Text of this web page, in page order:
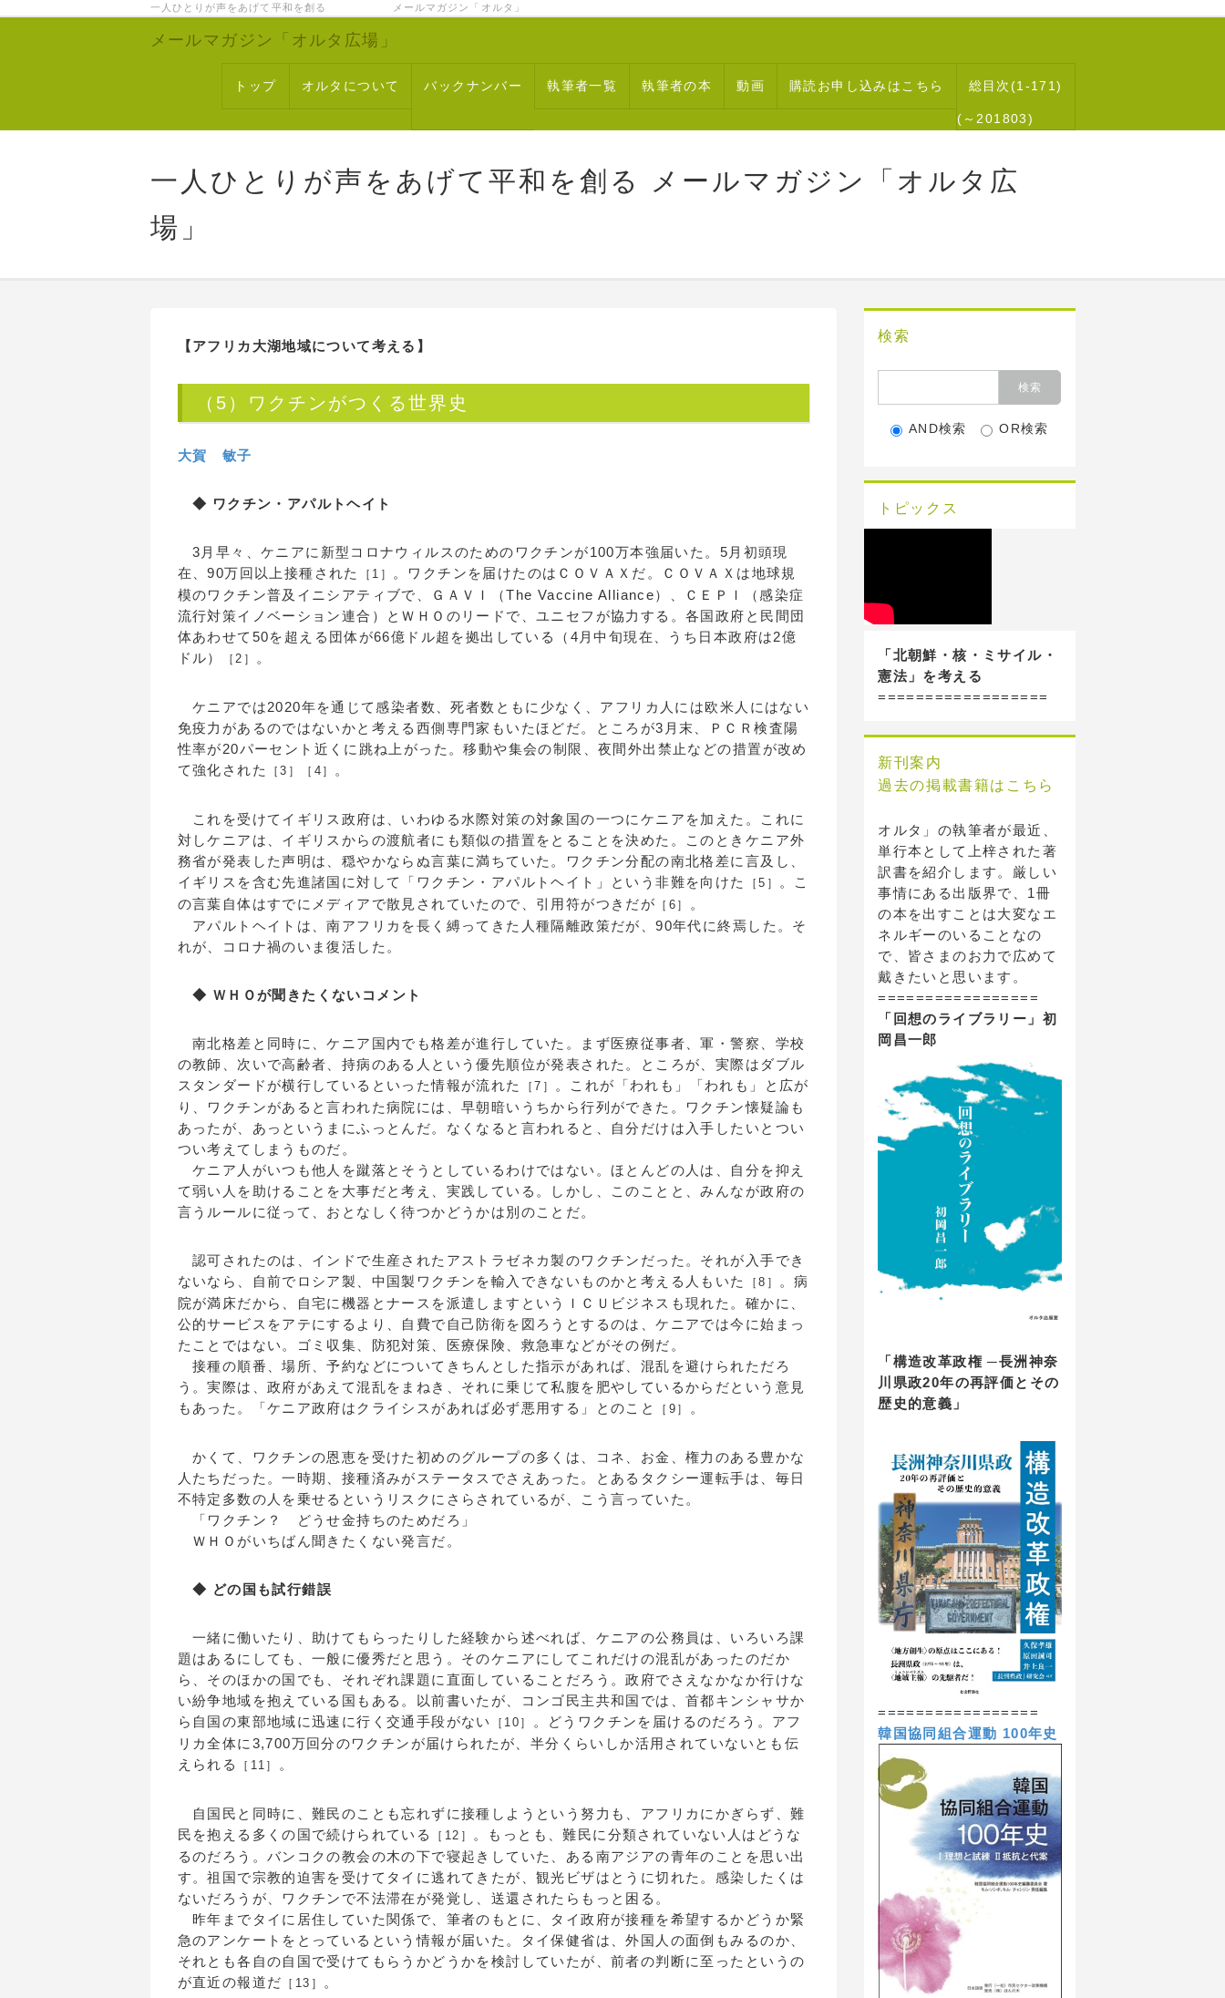
一人ひとりが声をあげて平和を創る メールマガジン「オルタ」
メールマガジン「オルタ広場」
トップ オルタについて バックナンバー 執筆者一覧 執筆者の本 動画 購読お申し込みはこちら 総目次(1-171)
(～201803)
一人ひとりが声をあげて平和を創る メールマガジン「オルタ広
場」
【アフリカ大湖地域について考える】
（5）ワクチンがつくる世界史
大賀 敏子
◆ ワクチン・アパルトヘイト
3月早々、ケニアに新型コロナウィルスのためのワクチンが100万本強届いた。5月初頭現
在、90万回以上接種された
［1］
。ワクチンを届けたのはＣＯＶＡＸだ。ＣＯＶＡＸは地球規
模のワクチン普及イニシアティブで、ＧＡＶＩ（The Vaccine Alliance）、ＣＥＰＩ（感染症
流行対策イノベーション連合）とＷＨＯのリードで、ユニセフが協力する。各国政府と民間団
体あわせて50を超える団体が66億ドル超を拠出している（4月中旬現在、うち日本政府は2億
ドル）
［2］ 。
ケニアでは2020年を通じて感染者数、死者数ともに少なく、アフリカ人には欧米人にはない
免疫力があるのではないかと考える西側専門家もいたほどだ。ところが3月末、ＰＣＲ検査陽
性率が20パーセント近くに跳ね上がった。移動や集会の制限、夜間外出禁止などの措置が改め
て強化された
［3］ ［4］ 。
これを受けてイギリス政府は、いわゆる水際対策の対象国の一つにケニアを加えた。これに
対しケニアは、イギリスからの渡航者にも類似の措置をとることを決めた。このときケニア外
務省が発表した声明は、穏やかならぬ言葉に満ちていた。ワクチン分配の南北格差に言及し、
イギリスを含む先進諸国に対して「ワクチン・アパルトヘイト」という非難を向けた
［5］
。こ
の言葉自体はすでにメディアで散見されていたので、引用符がつきだが ［6］
。
アパルトヘイトは、南アフリカを長く縛ってきた人種隔離政策だが、90年代に終焉した。そ
れが、コロナ禍のいま復活した。
◆ ＷＨＯが聞きたくないコメント
南北格差と同時に、ケニア国内でも格差が進行していた。まず医療従事者、軍・警察、学校
の教師、次いで高齢者、持病のある人という優先順位が発表された。ところが、実際はダブル
スタンダードが横行しているといった情報が流れた
［7］
。これが「われも」「われも」と広が
り、ワクチンがあると言われた病院には、早朝暗いうちから行列ができた。ワクチン懐疑論も
あったが、あっというまにふっとんだ。なくなると言われると、自分だけは入手したいとつい
つい考えてしまうものだ。
ケニア人がいつも他人を蹴落とそうとしているわけではない。ほとんどの人は、自分を抑え
て弱い人を助けることを大事だと考え、実践している。しかし、このことと、みんなが政府の
言うルールに従って、おとなしく待つかどうかは別のことだ。
認可されたのは、インドで生産されたアストラゼネカ製のワクチンだった。それが入手でき
ないなら、自前でロシア製、中国製ワクチンを輸入できないものかと考える人もいた
［8］
。病
院が満床だから、自宅に機器とナースを派遣しますというＩＣＵビジネスも現れた。確かに、
公的サービスをアテにするより、自費で自己防衛を図ろうとするのは、ケニアでは今に始まっ
たことではない。ゴミ収集、防犯対策、医療保険、救急車などがその例だ。
接種の順番、場所、予約などについてきちんとした指示があれば、混乱を避けられただろ
う。実際は、政府があえて混乱をまねき、それに乗じて私腹を肥やしているからだという意見
もあった。「ケニア政府はクライシスがあれば必ず悪用する」とのこと
［9］ 。
かくて、ワクチンの恩恵を受けた初めのグループの多くは、コネ、お金、権力のある豊かな
人たちだった。一時期、接種済みがステータスでさえあった。とあるタクシー運転手は、毎日
不特定多数の人を乗せるというリスクにさらされているが、こう言っていた。
「ワクチン？ どうせ金持ちのためだろ」
ＷＨＯがいちばん聞きたくない発言だ。
◆ どの国も試行錯誤
一緒に働いたり、助けてもらったりした経験から述べれば、ケニアの公務員は、いろいろ課
題はあるにしても、一般に優秀だと思う。そのケニアにしてこれだけの混乱があったのだか
ら、そのほかの国でも、それぞれ課題に直面していることだろう。政府でさえなかなか行けな
い紛争地域を抱えている国もある。以前書いたが、コンゴ民主共和国では、首都キンシャサか
ら自国の東部地域に迅速に行く交通手段がない
［10］
。どうワクチンを届けるのだろう。アフ
リカ全体に3,700万回分のワクチンが届けられたが、半分くらいしか活用されていないとも伝
えられる
［11］ 。
自国民と同時に、難民のことも忘れずに接種しようという努力も、アフリカにかぎらず、難
民を抱える多くの国で続けられている
［12］
。もっとも、難民に分類されていない人はどうな
るのだろう。バンコクの教会の木の下で寝起きしていた、ある南アジアの青年のことを思い出
す。祖国で宗教的迫害を受けてタイに逃れてきたが、観光ビザはとうに切れた。感染したくは
ないだろうが、ワクチンで不法滞在が発覚し、送還されたらもっと困る。
昨年までタイに居住していた関係で、筆者のもとに、タイ政府が接種を希望するかどうか緊
急のアンケートをとっているという情報が届いた。タイ保健省は、外国人の面倒もみるのか、
それとも各自の自国で受けてもらうかどうかを検討していたが、前者の判断に至ったというの
が直近の報道だ ［13］ 。
検索
AND検索 OR検索
トピックス
「北朝鮮・核・ミサイル・
憲法」を考える
==================
新刊案内
過去の掲載書籍はこちら
オルタ」の執筆者が最近、
単行本として上梓された著
訳書を紹介します。厳しい
事情にある出版界で、1冊
の本を出すことは大変なエ
ネルギーのいることなの
で、皆さまのお力で広めて
戴きたいと思います。
=================
「回想のライブラリー」初
岡昌一郎
「構造改革政権 ─長洲神奈
川県政20年の再評価とその
歴史的意義」
=================
韓国協同組合運動 100年史